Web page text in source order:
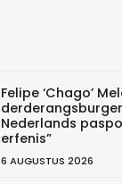
Felipe ‘Chago’
Nederlands
erfenis”
6 AUGUSTUS 2026